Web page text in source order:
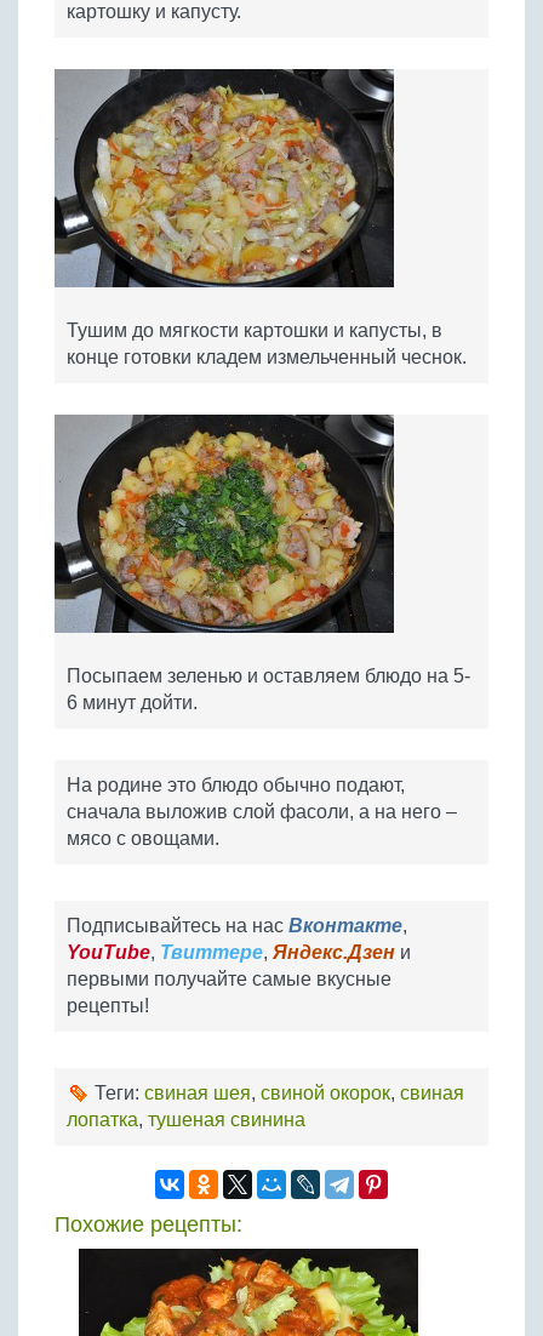
картошку и капусту.
Тушим до мягкости картошки и капусты, в
конце готовки кладем измельченный чеснок.
Посыпаем зеленью и оставляем блюдо на 5-
6 минут дойти.
На родине это блюдо обычно подают,
сначала выложив слой фасоли, а на него –
мясо с овощами.
Подписывайтесь на нас Вконтакте,
YouTube, Твиттере, Яндекс.Дзен и
первыми получайте самые вкусные
рецепты!
Теги: свиная шея, свиной окорок, свиная
лопатка, тушеная свинина
Похожие рецепты: